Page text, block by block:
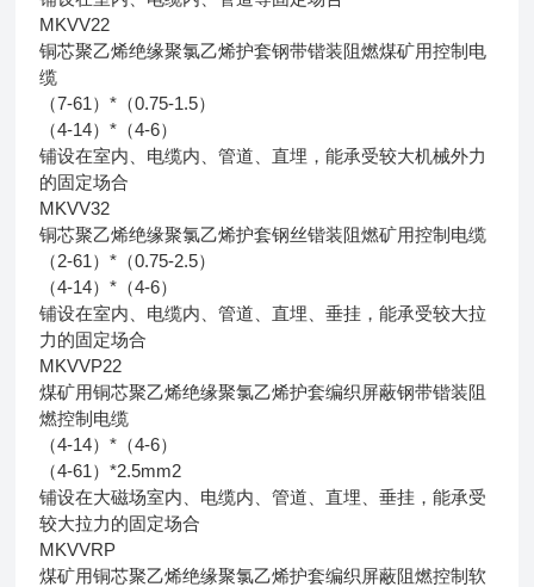
MKVV22
铜芯聚乙烯绝缘聚氯乙烯护套钢带锴装阻燃煤矿用控制电
缆
（7-61）*（0.75-1.5）
（4-14）*（4-6）
铺设在室内、电缆内、管道、直埋，能承受较大机械外力
的固定场合
MKVV32
铜芯聚乙烯绝缘聚氯乙烯护套钢丝锴装阻燃矿用控制电缆
（2-61）*（0.75-2.5）
（4-14）*（4-6）
铺设在室内、电缆内、管道、直埋、垂挂，能承受较大拉
力的固定场合
MKVVP22
煤矿用铜芯聚乙烯绝缘聚氯乙烯护套编织屏蔽钢带锴装阻
燃控制电缆
（4-14）*（4-6）
（4-61）*2.5mm2
铺设在大磁场室内、电缆内、管道、直埋、垂挂，能承受
较大拉力的固定场合
MKVVRP
煤矿用铜芯聚乙烯绝缘聚氯乙烯护套编织屏蔽阻燃控制软